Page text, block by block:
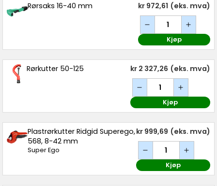
Rørsaks 16-40 mm kr 972,61 (eks. mva)
Kjøp
Rørkutter 50-125 kr 2 327,26 (eks. mva)
Kjøp
Plastrørkutter Ridgid Superego,
568, 8-42 mm
Super Ego
kr 999,69 (eks. mva)
Kjøp